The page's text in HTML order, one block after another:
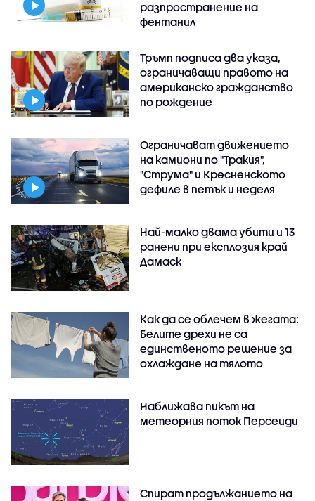
разпространение на
фентанил
Тръмп подписа два указа,
ограничаващи правото на
американско гражданство
по рождение
Ограничават движението
на камиони по "Тракия",
"Струма" и Кресненското
дефиле в петък и неделя
Най-малко двама убити и 13
ранени при експлозия край
Дамаск
Как да се облечем в жегата:
Белите дрехи не са
единственото решение за
охлаждане на тялото
Наближава пикът на
метеорния поток Персеиди
Спират продължанието на